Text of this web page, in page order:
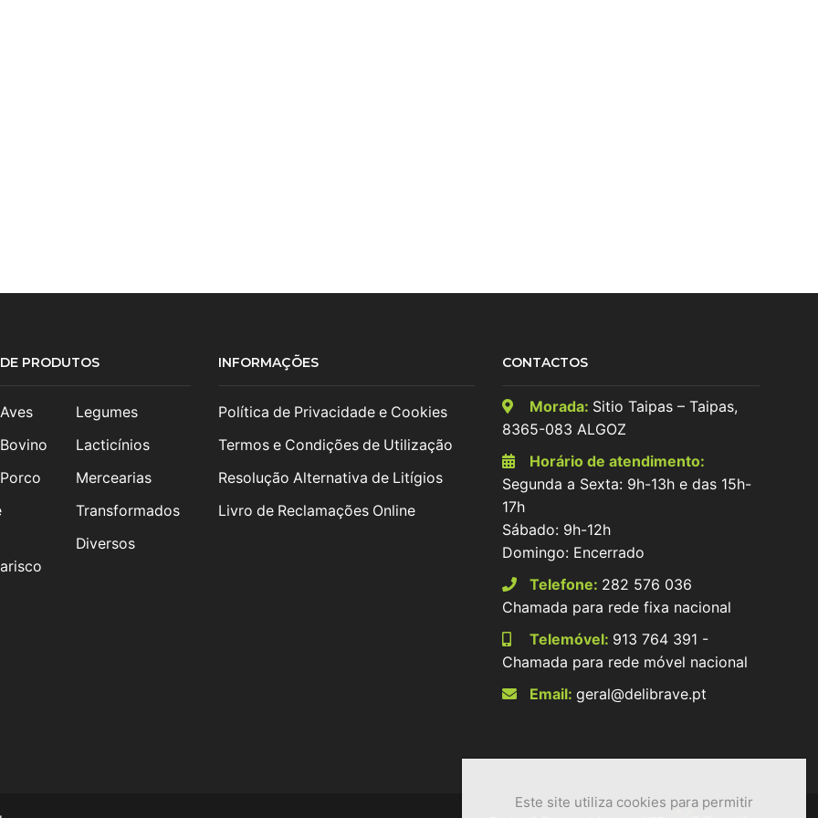
PRODUTOS
Legumes
Lacticínios
Mercearias
Transformados
Diversos
INFORMAÇÕES
Política de Privacidade e Cookies
Termos e Condições de Utilização
Resolução Alternativa de Litígios
Livro de Reclamações Online
CONTACTOS
Morada: Sitio Taipas – Taipas,
8365-083 ALGOZ
Horário de atendimento:
Segunda a Sexta: 9h-13h e das 15h-
17h
Sábado: 9h-12h
Domingo: Encerrado
Telefone: 282 576 036
Chamada para rede fixa nacional
Telemóvel: 913 764 391 -
Chamada para rede móvel nacional
Email:geral@delibrave.pt
Este site utiliza cookies para permitir